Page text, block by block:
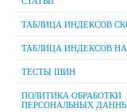
ТАБЛИЦА ИНДЕКСОВ
ТАБЛИЦА ИНДЕКСОВ
ТЕСТЫ ШИН
ПОЛИТИКА ОБРАБОТКИ
ПЕРСОНАЛЬНЫХ